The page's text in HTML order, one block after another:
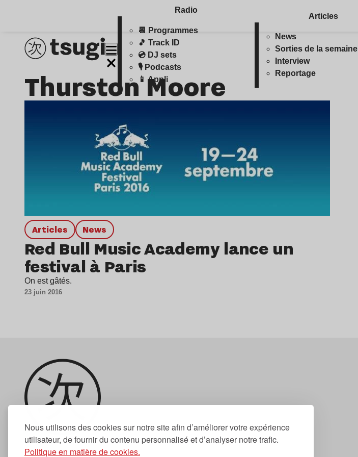
Nous utilisons des cookies sur notre site afin d’améliorer votre expérience
utilisateur, de fournir du contenu personnalisé et d’analyser notre trafic.
Politique en matière de cookies.
Radio
📆 Programmes
🎵 Track ID
💿 DJ sets
🎙️ Podcasts
📱 Appli
Articles
News
Sorties de la semaine
Interview
Reportage
Thurston Moore
Articles news
Red Bull Music Academy lance un
festival à Paris
On est gâtés.
23 juin 2016